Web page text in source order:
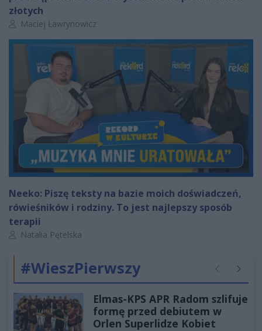
złotych
Autor artykułu:
Maciej Ławrynowicz
Neeko: Piszę teksty na bazie moich doświadczeń,
rówieśników i rodziny. To jest najlepszy sposób
terapii
Autor artykułu:
Natalia Pętelska
#WieszPierwszy Poprzednie
Elmas-KPS APR Radom szlifuje
formę przed debiutem w
Orlen Superlidze Kobiet